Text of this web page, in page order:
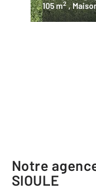
105 m2 ,
Notre
SIOULE